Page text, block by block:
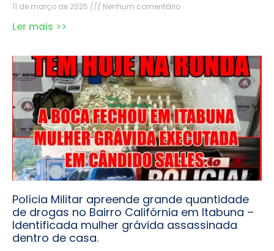
11 de março de 2025 Nenhum comentário
Ler mais >>
Polícia Militar apreende grande quantidade
de drogas no Bairro Califórnia em Itabuna –
Identificada mulher grávida assassinada
dentro de casa.